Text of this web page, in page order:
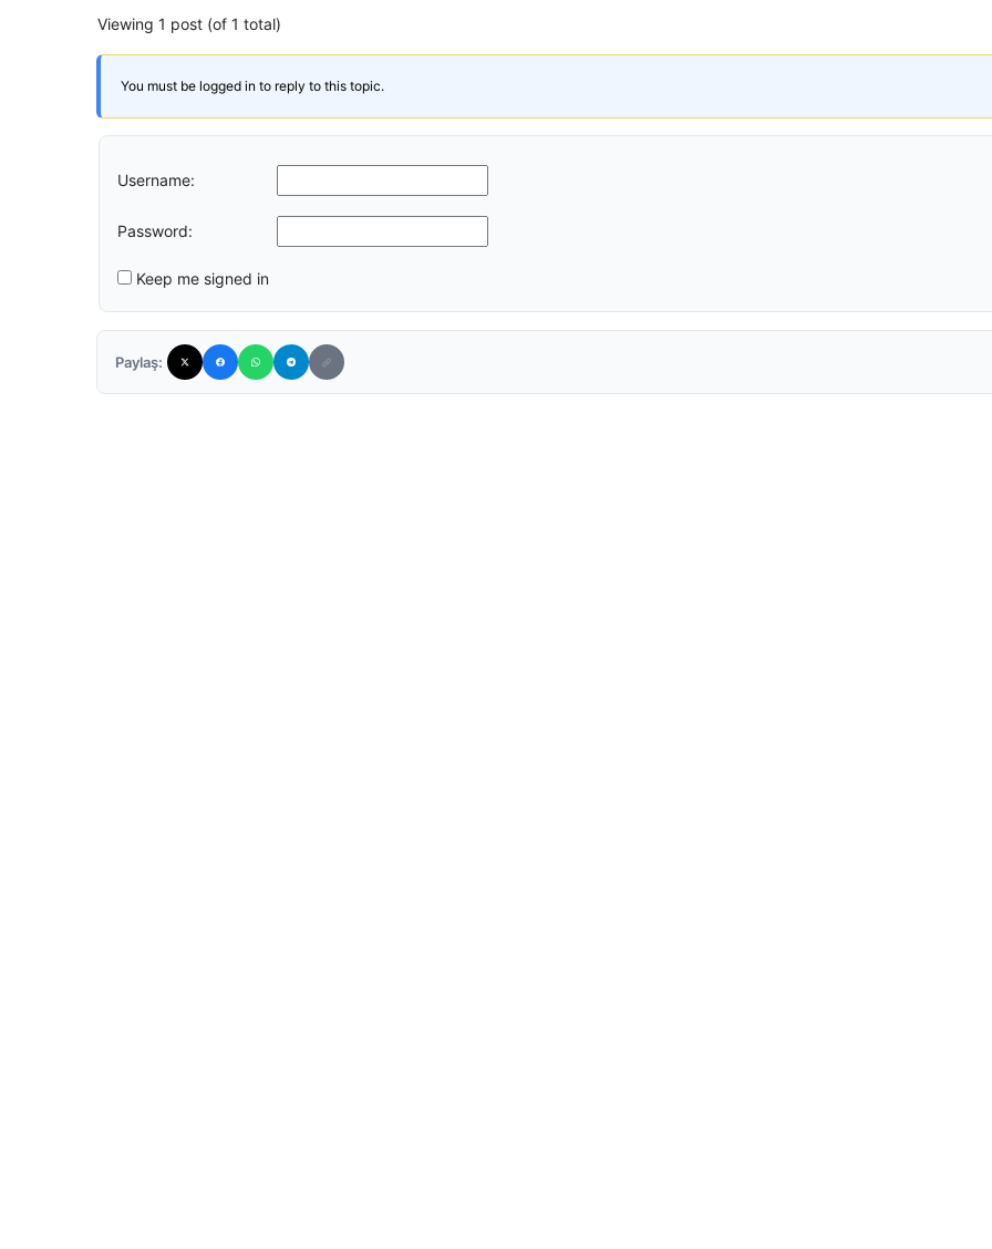
Viewing 1 post (of 1 total)
You must be logged in to reply to this topic.
Username:
Password:
Keep me signed in
Paylaş: